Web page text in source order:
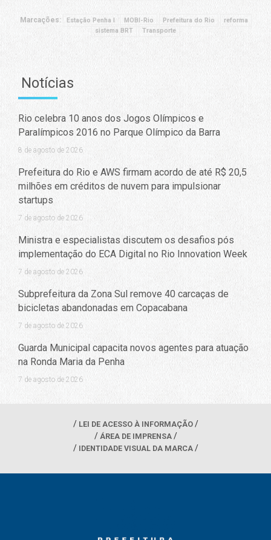
Marcações: Estação Penha I MOBI-Rio Prefeitura do Rio
reforma
sistema BRT
Transporte
Notícias
Rio celebra 10 anos dos Jogos Olímpicos e
Paralímpicos 2016 no Parque Olímpico da Barra
8 de agosto de 2026
Prefeitura do Rio e AWS firmam acordo de até R$ 20,5
milhões em créditos de nuvem para impulsionar
startups
7 de agosto de 2026
Ministra e especialistas discutem os desafios pós
implementação do ECA Digital no Rio Innovation Week
7 de agosto de 2026
Subprefeitura da Zona Sul remove 40 carcaças de
bicicletas abandonadas em Copacabana
7 de agosto de 2026
Guarda Municipal capacita novos agentes para atuação
na Ronda Maria da Penha
7 de agosto de 2026
LEI DE ACESSO À INFORMAÇÃO
ÁREA DE IMPRENSA
IDENTIDADE VISUAL DA MARCA